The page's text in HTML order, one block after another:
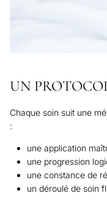
UN
Chaque soin suit une
:
une application
une progression
une constance de
un déroulé de soin